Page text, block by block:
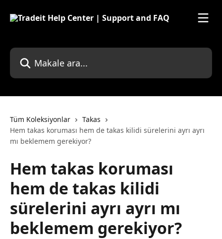
Makale ara...
Tüm Koleksiyonlar
Takas
Hem takas koruması hem de takas kilidi sürelerini ayrı ayrı
mı beklemem gerekiyor?
Hem takas koruması
hem de takas kilidi
sürelerini ayrı ayrı mı
beklemem gerekiyor?